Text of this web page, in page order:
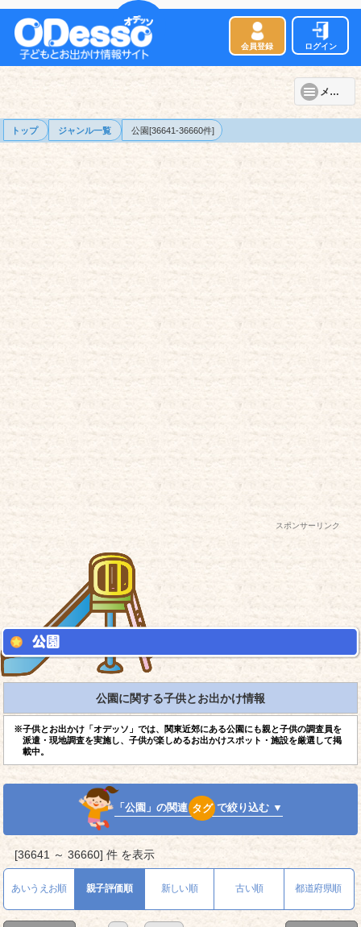
会員登録 ログイン
メニュー
トップ ジャンル一覧 公園[36641-36660件]
スポンサーリンク
公園に関する子供とお出かけ情報
※子供とお出かけ「オデッソ」では、関東近郊にある公園にも親と子供の調査員を
派遣・現地調査を実施し、子供が楽しめるお出かけスポット・施設を厳選して掲
載中。
「公園」の関連 タグ で絞り込む ▼
[36641 ～ 36660] 件 を表示
あいうえお順 親子評価順 新しい順 古い順 都道府県順